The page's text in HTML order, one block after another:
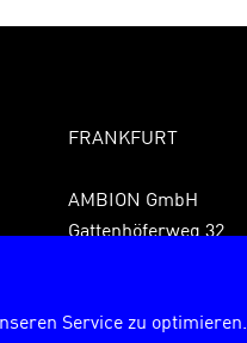
Service zu optimieren.
FRANKFURT
AMBION GmbH
Gattenhöferweg 32
Fax +49 6171 9891529